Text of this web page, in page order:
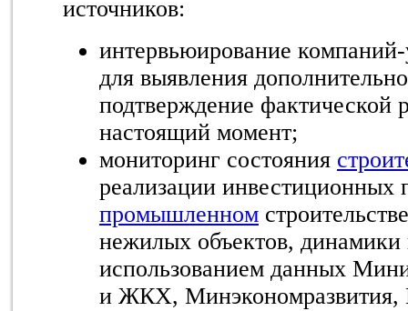
источников:
интервьюирование компаний-
для выявления
подтверждение фактической
настоящий момент;
мониторинг состояния
реализации инвестиционных
промышленном
нежилых объектов, динамики
использованием данных
и ЖКХ, Минэкономразвития,